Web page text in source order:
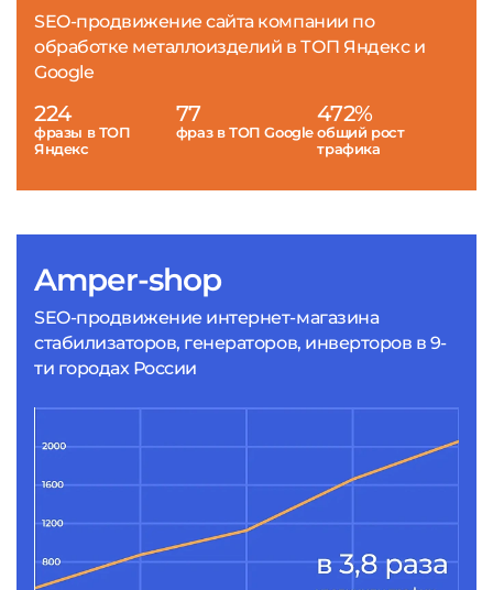
Amper-shop
SEO-продвижение интернет-магазина
стабилизаторов, генераторов, инверторов в 9-
ти городах России
SEO-продвижение сайта компании по
обработке металлоизделий в ТОП Яндекс и
Google
224
фразы в ТОП
Яндекс
77
фраз в ТОП Google
472%
общий рост
трафика